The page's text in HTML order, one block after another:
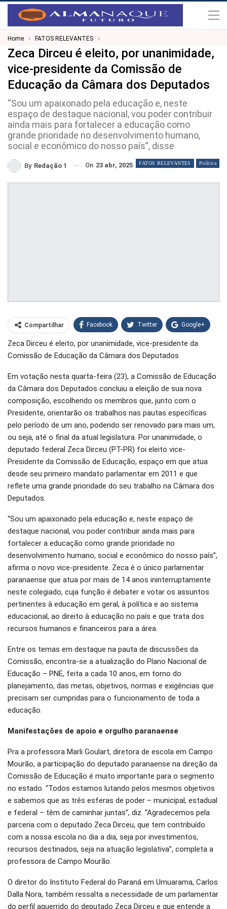
Home FATOS RELEVANTES
Zeca Dirceu é eleito, por unanimidade,
vice-presidente da Comissão de
Educação da Câmara dos Deputados
“Sou um apaixonado pela educação e, neste
espaço de destaque nacional, vou poder contribuir
ainda mais para fortalecer a educação como
grande prioridade no desenvolvimento humano,
social e econômico do nosso país”, disse
FATOS RELEVANTES Política
By Redação 1 On 23 abr, 2025
Compartilhar Facebook Twitter Google+
WhatsApp Pinterest
Zeca Dirceu é eleito, por unanimidade, vice-presidente da
Comissão de Educação da Câmara dos Deputados
Em votação nesta quarta-feira (23), a Comissão de Educação
da Câmara dos Deputados concluiu a eleição de sua nova
composição, escolhendo os membros que, junto com o
Presidente, orientarão os trabalhos nas pautas específicas
pelo período de um ano, podendo ser renovado para mais um,
ou seja, até o final da atual legislatura. Por unanimidade, o
deputado federal Zeca Dirceu (PT-PR) foi eleito vice-
Presidente da Comissão de Educação, espaço em que atua
desde seu primeiro mandato parlamentar em 2011 e que
reflete uma grande prioridade do seu trabalho na Câmara dos
Deputados.
“Sou um apaixonado pela educação e, neste espaço de
destaque nacional, vou poder contribuir ainda mais para
fortalecer a educação como grande prioridade no
desenvolvimento humano, social e econômico do nosso país”,
afirma o novo vice-presidente. Zeca é o único parlamentar
paranaense que atua por mais de 14 anos ininterruptamente
neste colegiado, cuja função é debater e votar os assuntos
pertinentes à educação em geral, à política e ao sistema
educacional, ao direito à educação no país e que trata dos
recursos humanos e financeiros para a área.
Entre os temas em destaque na pauta de discussões da
Comissão, encontra-se a atualização do Plano Nacional de
Educação – PNE, feita a cada 10 anos, em torno do
planejamento, das metas, objetivos, normas e exigências que
precisam ser cumpridas para o funcionamento de toda a
educação.
Manifestações de apoio e orgulho paranaense
Pra a professora Marli Goulart, diretora de escola em Campo
Mourão, a participação do deputado paranaense na direção da
Comissão de Educação é muito importante para o segmento
no estado. “Todos estamos lutando pelos mesmos objetivos
e sabemos que as três esferas de poder – municipal, estadual
e federal – têm de caminhar juntas”, diz. “Agradecemos pela
parceria com o deputado Zeca Dirceu, que tem contribuído
com a nossa escola no dia a dia, seja por investimentos,
recursos destinados, seja na atuação legislativa”, completa a
professora de Campo Mourão.
O diretor do Instituto Federal do Paraná em Umuarama, Carlos
Dalla Nora, também ressalta a necessidade de um parlamentar
do perfil aguerrido do deputado Zeca Dirceu e que entende a